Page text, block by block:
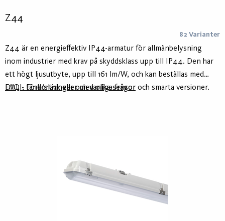
Z44
82 Varianter
Z44 är en energieffektiv IP44-armatur för allmänbelysning
inom industrier med krav på skyddsklass upp till IP44. Den har
ett högt ljusutbyte, upp till 161 lm/W, och kan beställas med
DALI, tänd/släck eller med olika sensor och smarta versioner.
FAQ - Förkortningar och vanliga frågor